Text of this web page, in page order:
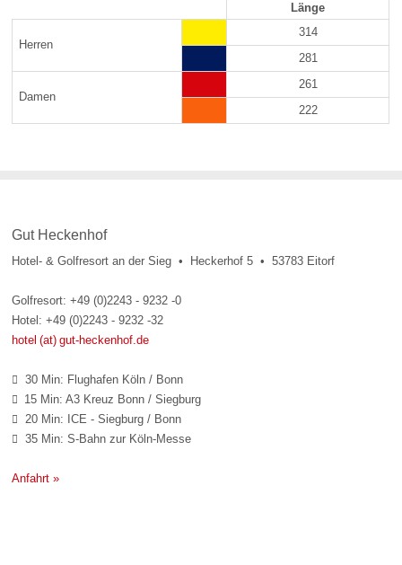
Länge
Herren
314
281
Damen
261
222
Gut Heckenhof
Hotel- & Golfresort an der Sieg • Heckerhof 5 • 53783 Eitorf
Golfresort: +49 (0)2243 - 9232 -0
Hotel: +49 (0)2243 - 9232 -32
hotel (at) gut-heckenhof.de
 30 Min: Flughafen Köln / Bonn
 15 Min: A3 Kreuz Bonn / Siegburg
 20 Min: ICE - Siegburg / Bonn
 35 Min: S-Bahn zur Köln-Messe
Anfahrt »